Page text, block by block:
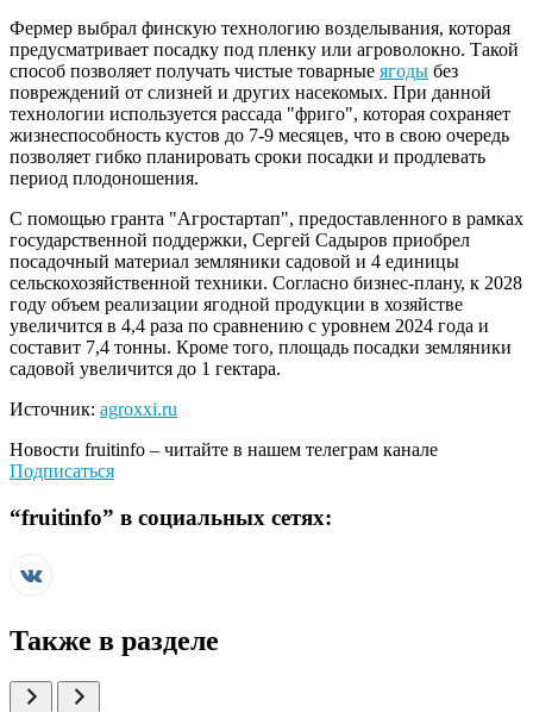
Фермер выбрал финскую технологию возделывания, которая
предусматривает посадку под пленку или агроволокно. Такой
способ позволяет получать чистые товарные ягоды без
повреждений от слизней и других насекомых. При данной
технологии используется рассада "фриго", которая сохраняет
жизнеспособность кустов до 7-9 месяцев, что в свою очередь
позволяет гибко планировать сроки посадки и продлевать
период плодоношения.
С помощью гранта "Агростартап", предоставленного в рамках
государственной поддержки, Сергей Садыров приобрел
посадочный материал земляники садовой и 4 единицы
сельскохозяйственной техники. Согласно бизнес-плану, к 2028
году объем реализации ягодной продукции в хозяйстве
увеличится в 4,4 раза по сравнению с уровнем 2024 года и
составит 7,4 тонны. Кроме того, площадь посадки земляники
садовой увеличится до 1 гектара.
Источник: agroxxi.ru
Новости fruitinfo – читайте в нашем телеграм канале
Подписаться
“fruitinfo” в социальных сетях:
Также в разделе